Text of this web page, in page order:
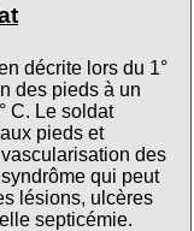
décrite lors du 1°
des pieds à un
C. Le soldat
pieds et
des
qui peut
lésions, ulcères
septicémie.